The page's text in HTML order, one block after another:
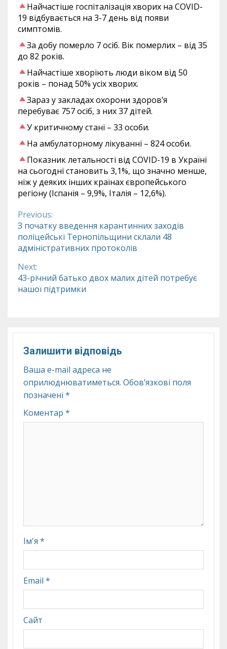
Найчастіше госпіталізація хворих на COVID-
19 відбувається на 3-7 день від появи
симптомів.
За добу померло 7 осіб. Вік померлих – від 35
до 82 років.
Найчастіше хворіють люди віком від 50
років – понад 50% усіх хворих.
Зараз у закладах охорони здоров’я
перебуває 757 осіб, з них 37 дітей.
У критичному стані – 33 особи.
На амбулаторному лікуванні – 824 особи.
Показник летальності від COVID-19 в Україні
на сьогодні становить 3,1%, що значно менше,
ніж у деяких інших країнах європейського
регіону (Іспанія – 9,9%, Італія – 12,6%).
Continue
Reading
Previous:
З початку введення карантинних заходів
поліцейські Тернопільщини склали 48
адміністративних протоколів
Next:
43-річний батько двох малих дітей потребує
нашої підтримки
Залишити відповідь
Ваша e-mail адреса не
оприлюднюватиметься. Обов’язкові поля
позначені *
Коментар *
Ім'я *
Email *
Сайт